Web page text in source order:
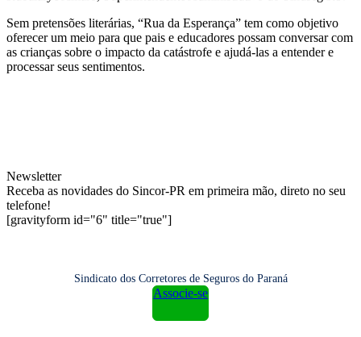
Sem pretensões literárias, “Rua da Esperança” tem como objetivo
oferecer um meio para que pais e educadores possam conversar com
as crianças sobre o impacto da catástrofe e ajudá-las a entender e
processar seus sentimentos.
Newsletter
Receba as novidades do Sincor-PR em primeira mão, direto no seu
telefone!
[gravityform id="6" title="true"]
Sindicato dos Corretores de Seguros do Paraná
Associe-se